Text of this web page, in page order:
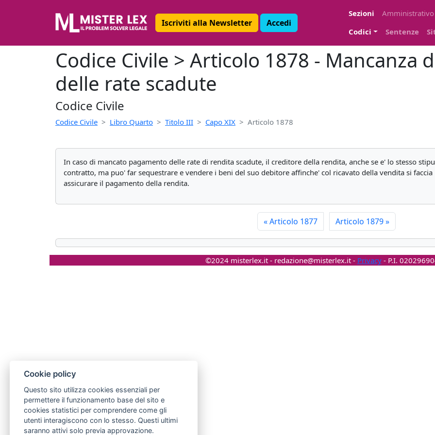
Iscriviti alla Newsletter Accedi
Sezioni
Amministrativo
Codici
Sentenze
Codice Civile > Articolo 1878 - Mancanza
delle rate scadute
Codice Civile
Codice Civile Libro Quarto Titolo III Capo XIX Articolo 1878
In caso di mancato pagamento delle rate di rendita scadute, il creditore della rendita, anche se e' lo stesso
contratto, ma puo' far sequestrare e vendere i beni del suo debitore affinche' col ricavato della vendita si
assicurare il pagamento della rendita.
«Articolo 1877 Articolo 1879»
©2024 misterlex.it - redazione@misterlex.it- Privacy- P.I.
Cookie policy
Questo sito utilizza cookies essenziali per
permettere il funzionamento base del sito e
cookies statistici per comprendere come gli
utenti interagiscono con lo stesso. Questi ultimi
saranno attivi solo previa approvazione.